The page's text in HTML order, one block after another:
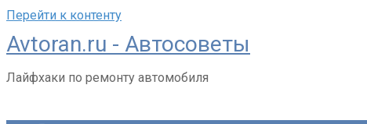
Перейти к контенту
Avtoran.ru - Автосоветы
Лайфхаки по ремонту автомобиля